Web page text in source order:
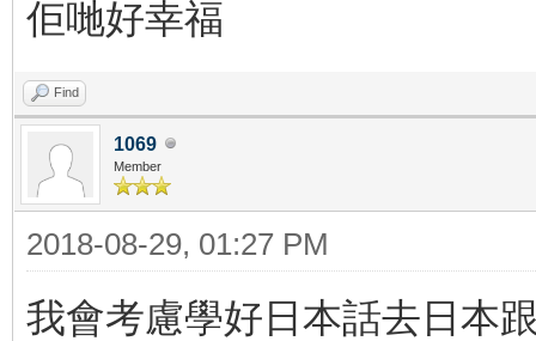
佢哋好幸福
Find
1069
Member
2018-08-29, 01:27 PM
我會考慮學好日本話去日本